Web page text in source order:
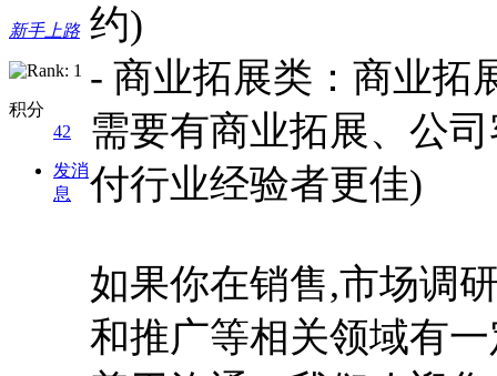
新手上路
积分
42
发消
息
约)
- 商业拓展类：商业拓
需要有商业拓展、公
付行业经验者更佳)
如果你在销售,市场调
和推广等相关领域有